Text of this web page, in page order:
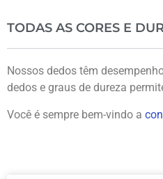
TODAS AS CORES E
Nossos dedos têm
dedos e graus de dureza
Você é sempre bem-vindo a